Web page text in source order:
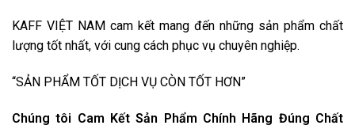
KAFF VIỆT NAM cam kết mang đến những sản phẩm chất
lượng tốt nhất, với cung cách phục vụ chuyên nghiệp.
“SẢN PHẨM TỐT DỊCH VỤ CÒN TỐT HƠN”
Chúng tôi Cam Kết Sản Phẩm Chính Hãng Đúng Chất